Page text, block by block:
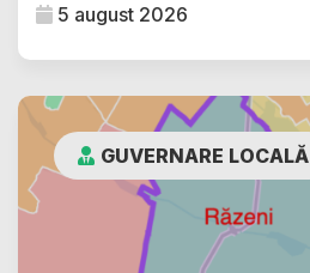
5 august 2026
GUVERNARE LOCALĂ